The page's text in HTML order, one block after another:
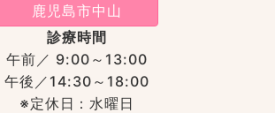
鹿児島市中山
診療時間
午前／ 9:00～13:00
午後／14:30～18:00
※定休日：水曜日